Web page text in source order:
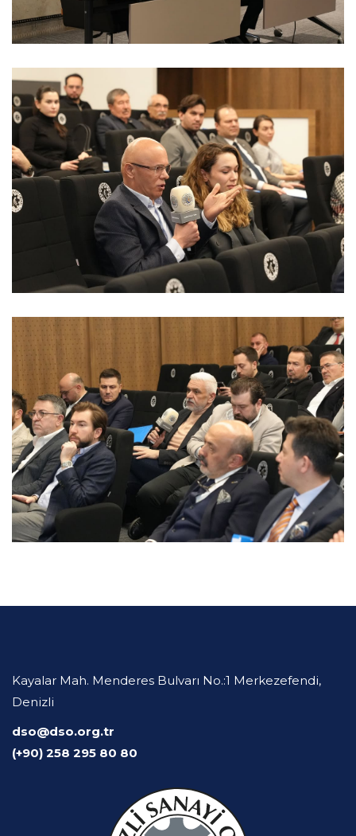
Kayalar Mah. Menderes Bulvarı No.:1 Merkezefendi,
Denizli
dso@dso.org.tr
(+90) 258 295 80 80